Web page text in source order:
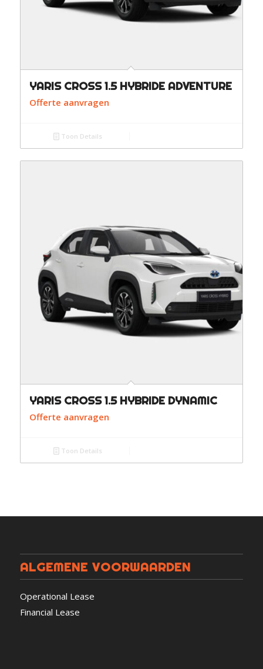
YARIS CROSS 1.5 HYBRIDE ADVENTURE
Offerte aanvragen
Toon Details
YARIS CROSS 1.5 HYBRIDE DYNAMIC
Offerte aanvragen
Toon Details
ALGEMENE VOORWAARDEN
Operational Lease
Financial Lease